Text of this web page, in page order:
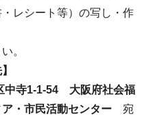
レシート等）の写し・作
。
寺1-1-54 大阪府社会福
・市民活動センター 宛